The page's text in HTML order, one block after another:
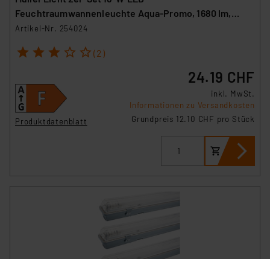
Feuchtraumwannenleuchte Aqua-Promo, 1680 lm,
4000 K, IP65, 120 cm
Artikel-Nr. 254024
1 2 3 4 5 (2)
Produktdatenblatt
24.19 CHF
inkl. MwSt.
Informationen zu Versandkosten
Grundpreis 12.10 CHF pro Stück